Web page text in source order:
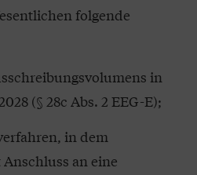
folgende
in
(§ 28c Abs. 2 EEG-E);
in dem
an eine